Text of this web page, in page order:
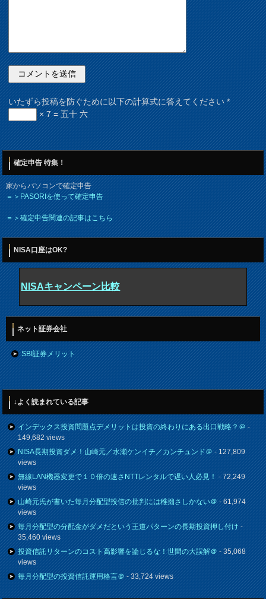
いたずら投稿を防ぐために以下の計算式に答えてください*
× 7 = 五十 六
確定申告 特集！
家からパソコンで確定申告
＝＞PASORIを使って確定申告
＝＞確定申告関連の記事はこちら
NISA口座はOK?
NISAキャンペーン比較
ネット証券会社
SBI証券メリット
↓よく読まれている記事
インデックス投資問題点デメリットは投資の終わりにある出口戦略？＠-
149,682 views
NISA長期投資ダメ！山崎元／水瀬ケンイチ／カンチュンド＠- 127,809
views
無線LAN機器変更で１０倍の速さNTTレンタルで遅い人必見！- 72,249
views
山崎元氏が書いた毎月分配型投信の批判には稚拙さしかない＠- 61,974
views
毎月分配型の分配金がダメだという王道パターンの長期投資押し付け-
35,460 views
投資信託リターンのコスト高影響を論じるな！世間の大誤解＠- 35,068
views
毎月分配型の投資信託運用格言＠- 33,724 views